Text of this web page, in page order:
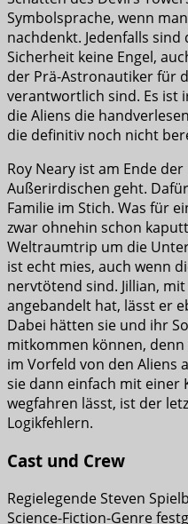
Symbolsprache, wenn
nachdenkt. Jedenfalls
Sicherheit keine Engel,
der Prä-Astronautiker für
verantwortlich sind. Es ist
die Aliens die
die definitiv noch nicht
Roy Neary ist am Ende
Außerirdischen geht.
Familie im Stich. Was für
zwar ohnehin schon
Weltraumtrip um die
ist echt mies, auch wenn
nervtötend sind. Jillian,
angebandelt hat, lässt er
Dabei hätten sie und ihr
mitkommen können,
im Vorfeld von den Aliens
sie dann einfach mit einer
wegfahren lässt, ist der
Logikfehlern.
Cast und Crew
Regielegende Steven
Science-Fiction-Genre